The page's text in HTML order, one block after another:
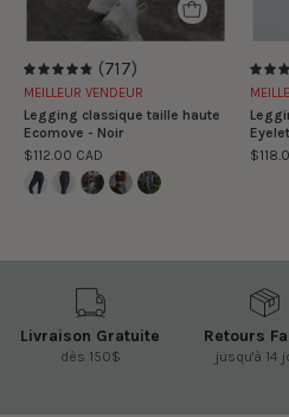
(717)
MEILLEUR VENDEUR
Legging classique taille haute
Ecomove - Noir
$112.00 CAD
Livraison Gratuite
dès 150$
Retours
jusqu'à 14